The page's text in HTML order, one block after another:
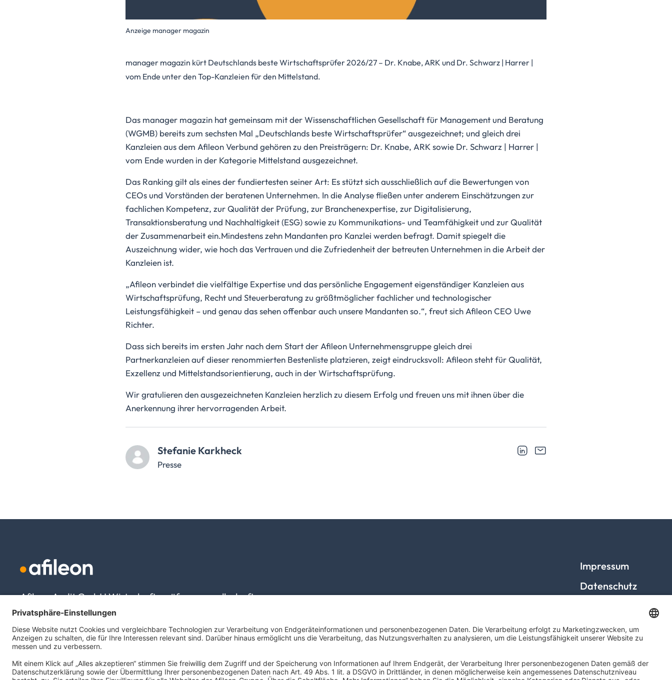
Anzeige manager magazin
manager magazin kürt Deutschlands beste Wirtschaftsprüfer 2026/27 – Dr. Knabe, ARK und Dr. Schwarz | Harrer |
vom Ende unter den Top-Kanzleien für den Mittelstand.
Das manager magazin hat gemeinsam mit der Wissenschaftlichen Gesellschaft für Management und Beratung
(WGMB) bereits zum sechsten Mal „Deutschlands beste Wirtschaftsprüfer“ ausgezeichnet; und gleich drei
Kanzleien aus dem Afileon Verbund gehören zu den Preisträgern: Dr. Knabe, ARK sowie Dr. Schwarz | Harrer |
vom Ende wurden in der Kategorie Mittelstand ausgezeichnet.
Das Ranking gilt als eines der fundiertesten seiner Art: Es stützt sich ausschließlich auf die Bewertungen von
CEOs und Vorständen der beratenen Unternehmen. In die Analyse fließen unter anderem Einschätzungen zur
fachlichen Kompetenz, zur Qualität der Prüfung, zur Branchenexpertise, zur Digitalisierung,
Transaktionsberatung und Nachhaltigkeit (ESG) sowie zu Kommunikations- und Teamfähigkeit und zur Qualität
der Zusammenarbeit ein.Mindestens zehn Mandanten pro Kanzlei werden befragt. Damit spiegelt die
Auszeichnung wider, wie hoch das Vertrauen und die Zufriedenheit der betreuten Unternehmen in die Arbeit der
Kanzleien ist.
„Afileon verbindet die vielfältige Expertise und das persönliche Engagement eigenständiger Kanzleien aus
Wirtschaftsprüfung, Recht und Steuerberatung zu größtmöglicher fachlicher und technologischer
Leistungsfähigkeit – und genau das sehen offenbar auch unsere Mandanten so.“, freut sich Afileon CEO Uwe
Richter.
Dass sich bereits im ersten Jahr nach dem Start der Afileon Unternehmensgruppe gleich drei
Partnerkanzleien auf dieser renommierten Bestenliste platzieren, zeigt eindrucksvoll: Afileon steht für Qualität,
Exzellenz und Mittelstandsorientierung, auch in der Wirtschaftsprüfung.
Wir gratulieren den ausgezeichneten Kanzleien herzlich zu diesem Erfolg und freuen uns mit ihnen über die
Anerkennung ihrer hervorragenden Arbeit.
Stefanie Karkheck
Presse
Afileon Audit GmbH Wirtschaftsprüfungsgesellschaft
Raiffeisenallee 9
82041 Oberhaching
info@afileon.com
Impressum
Datenschutz
Barrierefreiheit